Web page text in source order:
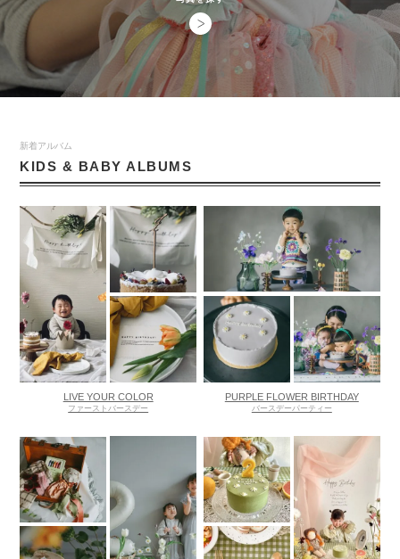
新着アルバム
KIDS & BABY ALBUMS
LIVE YOUR COLOR
ファーストバースデー
PURPLE FLOWER BIRTHDAY
バースデーパーティー